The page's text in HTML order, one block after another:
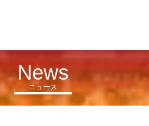
ニュース
News